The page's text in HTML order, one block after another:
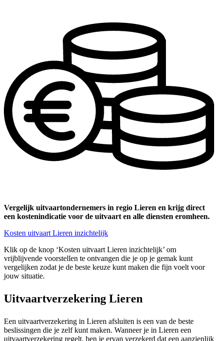
Vergelijk uitvaartondernemers in regio Lieren en krijg direct
een kostenindicatie voor de uitvaart en alle diensten eromheen.
Kosten uitvaart Lieren inzichtelijk
Klik op de knop ‘Kosten uitvaart Lieren inzichtelijk’ om
vrijblijvende voorstellen te ontvangen die je op je gemak kunt
vergelijken zodat je de beste keuze kunt maken die fijn voelt voor
jouw situatie.
Uitvaartverzekering Lieren
Een uitvaartverzekering in Lieren afsluiten is een van de beste
beslissingen die je zelf kunt maken. Wanneer je in Lieren een
uitvaartverzekering regelt, ben je ervan verzekerd dat een aanzienlijk